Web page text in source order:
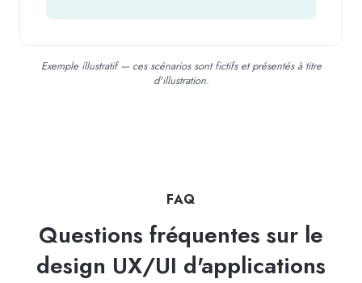
Exemple illustratif — ces scénarios sont fictifs et présentés à titre
d'illustration.
FAQ
Questions fréquentes sur le
design UX/UI d'applications